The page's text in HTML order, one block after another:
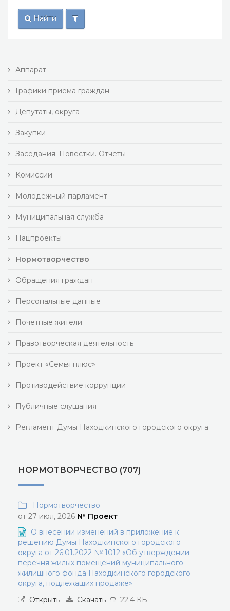
Найти
Аппарат
Графики приема граждан
Депутаты, округа
Закупки
Заседания. Повестки. Отчеты
Комиссии
Молодежный парламент
Муниципальная служба
Нацпроекты
Нормотворчество
Обращения граждан
Персональные данные
Почетные жители
Правотворческая деятельность
Проект «Семья плюс»
Противодействие коррупции
Публичные слушания
Регламент Думы Находкинского городского округа
НОРМОТВОРЧЕСТВО (707)
Нормотворчество
от 27 июл, 2026 № Проект
О внесении изменений в приложение к
решению Думы Находкинского городского
округа от 26.01.2022 № 1012 «Об утверждении
перечня жилых помещений муниципального
жилищного фонда Находкинского городского
округа, подлежащих продаже»
Открыть
Скачать 22.4 КБ